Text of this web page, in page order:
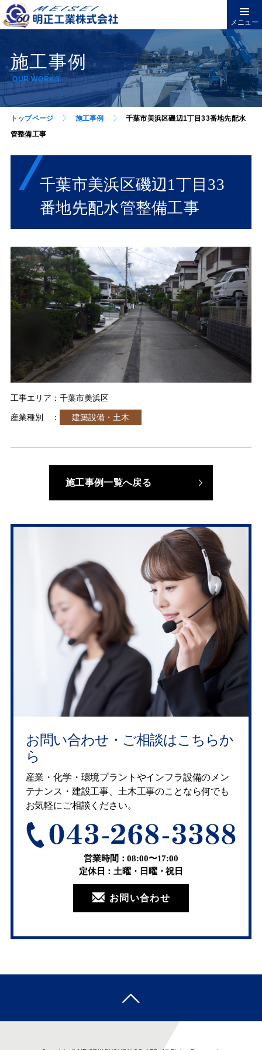
メニュー
施工事例
OUR WORKS
トップページ 施工事例
千葉市美浜区磯辺1丁目33番地先配水
管整備工事
千葉市美浜区磯辺1丁目33
番地先配水管整備工事
工事エリア：千葉市美浜区
産業種別 ： 建築設備・土木
施工事例一覧へ戻る
お問い合わせ・ご相談はこちらか
ら
産業・化学・環境プラントやインフラ設備のメン
テナンス・建設工事、土木工事のことなら何でも
お気軽にご相談ください。
営業時間：08:00〜17:00
定休日：土曜・日曜・祝日
お問い合わせ